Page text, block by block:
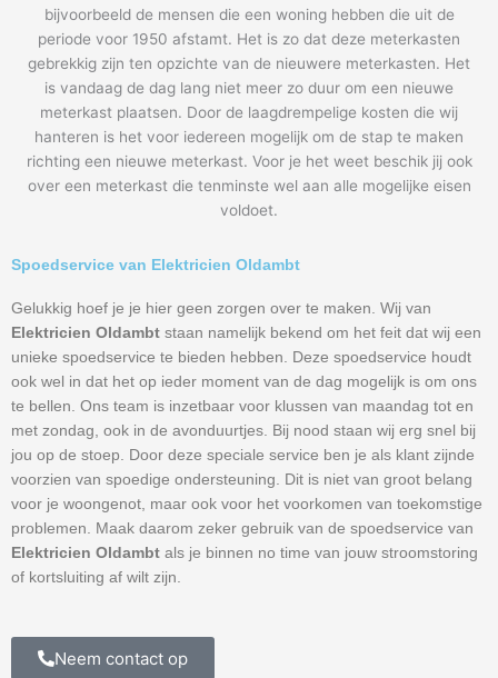
bijvoorbeeld de mensen die een woning hebben die uit de
periode voor 1950 afstamt. Het is zo dat deze meterkasten
gebrekkig zijn ten opzichte van de nieuwere meterkasten. Het
is vandaag de dag lang niet meer zo duur om een nieuwe
meterkast plaatsen. Door de laagdrempelige kosten die wij
hanteren is het voor iedereen mogelijk om de stap te maken
richting een nieuwe meterkast. Voor je het weet beschik jij ook
over een meterkast die tenminste wel aan alle mogelijke eisen
voldoet.
Spoedservice van Elektricien Oldambt
Gelukkig hoef je je hier geen zorgen over te maken. Wij van
Elektricien Oldambt staan namelijk bekend om het feit dat wij een
unieke spoedservice te bieden hebben. Deze spoedservice houdt
ook wel in dat het op ieder moment van de dag mogelijk is om ons
te bellen. Ons team is inzetbaar voor klussen van maandag tot en
met zondag, ook in de avonduurtjes. Bij nood staan wij erg snel bij
jou op de stoep. Door deze speciale service ben je als klant zijnde
voorzien van spoedige ondersteuning. Dit is niet van groot belang
voor je woongenot, maar ook voor het voorkomen van toekomstige
problemen. Maak daarom zeker gebruik van de spoedservice van
Elektricien Oldambt als je binnen no time van jouw stroomstoring
of kortsluiting af wilt zijn.
Neem contact op